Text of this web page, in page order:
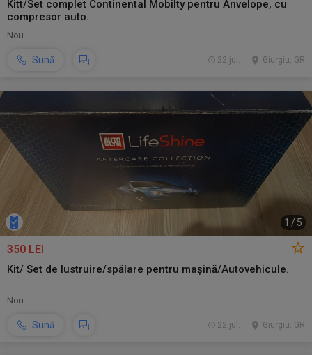
Kitt/Set complet Continental Mobilty pentru Anvelope, cu
compresor auto.
Nou
Sună Giurgiu, GR
22 jul.
1 / 5
350 LEI
Kit/ Set de lustruire/spălare pentru mașină/Autovehicule.
Nou
Sună Giurgiu, GR
22 jul.